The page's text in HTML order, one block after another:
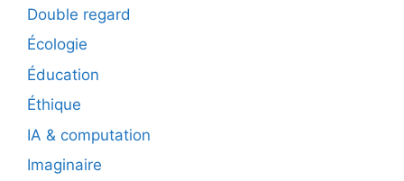
Double regard
Écologie
Éducation
Éthique
IA & computation
Imaginaire